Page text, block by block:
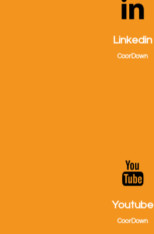
Linkedin
CoorDown
Youtube
CoorDown